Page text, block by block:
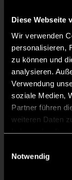
Diese Webseite
Wir verwenden
personalisieren,
zu können und
analysieren.
Verwendung
soziale Medien,
Partner führen
weiteren Daten
Notwendig
Tore &
1:0 Simon
2:0 Simon
3:0 Marius
4:0 Marius
Bryan